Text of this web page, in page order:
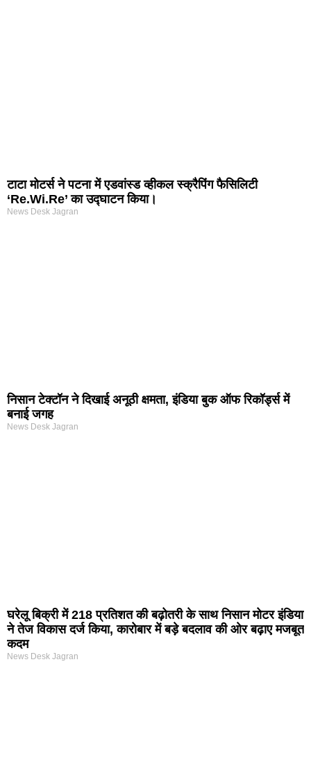
टाटा मोटर्स ने पटना में एडवांस्ड व्हीकल स्क्रैपिंग फैसिलिटी
‘Re.Wi.Re’ का उद्घाटन किया।
News Desk Jagran
निसान टेक्टॉन ने दिखाई अनूठी क्षमता, इंडिया बुक ऑफ रिकॉर्ड्स में
बनाई जगह
News Desk Jagran
घरेलू बिक्री में 218 प्रतिशत की बढ़ोतरी के साथ निसान मोटर इंडिया
ने तेज विकास दर्ज किया, कारोबार में बड़े बदलाव की ओर बढ़ाए मजबूत
कदम
News Desk Jagran